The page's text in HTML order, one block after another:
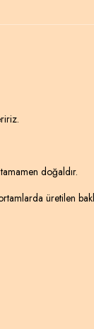
doğaldır.
üretilen